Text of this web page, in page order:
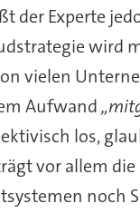
der Experte
wird
vielen
Aufwand
los,
vor allem
noch